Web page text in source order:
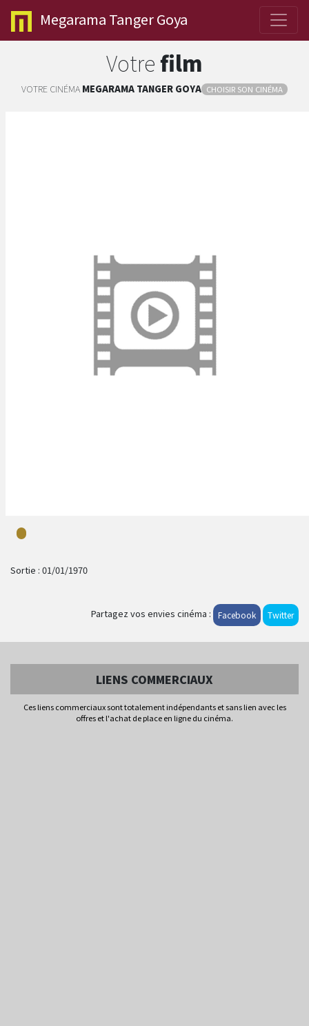
Megarama Tanger Goya
Votrefilm
VOTRE CINÉMA MEGARAMA TANGER GOYA CHOISIR SON CINÉMA
Sortie : 01/01/1970
Partagez vos envies cinéma : Facebook Twitter
LIENS COMMERCIAUX
Ces liens commerciaux sont totalement indépendants et sans lien avec les
offres et l'achat de place en ligne du cinéma.